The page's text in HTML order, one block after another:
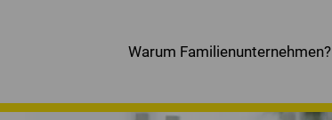
Warum Familienunternehmen?